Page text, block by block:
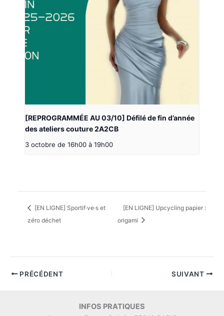
[REPROGRAMMÉE AU 03/10] Défilé de fin d’année
des ateliers couture 2A2CB
3 octobre de 16h00 à 19h00
[EN LIGNE] Sportif·ve·s et
zéro déchet
[EN LIGNE] Upcycling papier :
origami
PRÉCÉDENT SUIVANT
INFOS PRATIQUES